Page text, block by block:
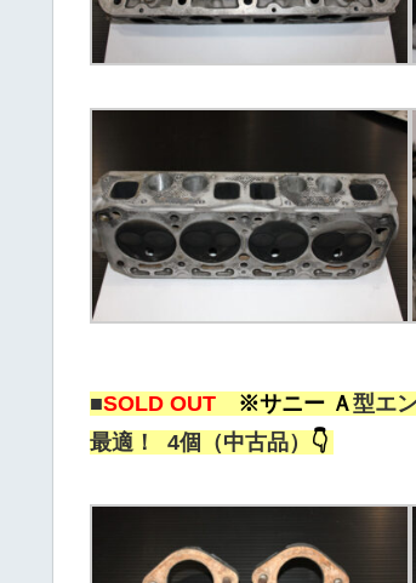
■SOLD OUT ※サニー Ａ型エ
最適！ 4個（中古品） 👇